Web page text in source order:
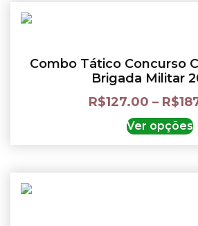
Combo Tático Concurso
Brigada Militar
R$127.00 – R$
Ver opções